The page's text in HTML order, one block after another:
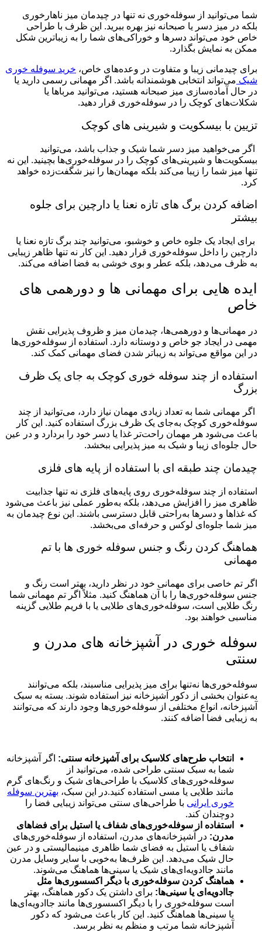
شما می‌توانید از سوفله‌خوری نه تنها در چیدمان میز ناهارخوری
بلکه در میز دسر یا صبحانه نیز بهره ببرید. این ظرف با طراحی
خاص خود می‌تواند دسرها و خوراکی‌های شما را به زیباترین شکل
ممکن به نمایش بگذارد.
برای چیدمانی زیبا و متفاوت در وعده‌های خاص، خرید سوفله خوری
شیک می‌تواند انتخابی هوشمندانه باشد. اگر مهمانی رسمی دارید یا
در حال آماده‌سازی میز صبحانه هستید، می‌توانید مرباها یا
شکلات‌های کوچک را در سوفله‌خوری قرار دهید.
تزیین با بیسکویت و شیرینی های کوچک
اگر می‌خواهید میز دسر شما شیک و جذاب باشد، می‌توانید
بیسکویت‌ها و شیرینی‌های کوچک را در سوفله‌خوری‌ها بچینید. این نه
تنها میز شما را زیبا می‌کند بلکه مهمان‌ها را نیز شگفت‌زده خواهد
کرد.
اضافه کردن برگ های تازه نعنا یا دارچین برای جلوه
بیشتر
برای ایجاد یک جلوه خاص و خوشبو، می‌توانید چند برگ تازه نعنا یا
دارچین را داخل سوفله‌خوری قرار دهید. این کار نه تنها ظاهر زیبایی
به ظرف می‌دهد، بلکه عطر و بوی خوشی به فضا اضافه می‌کند.
ایده هایی برای مهمانی ها و دورهمی های
خاص
در مهمانی‌ها و دورهمی‌ها، چیدمان میز و ظروف پذیرایی نقش
مهمی در ایجاد جو خاص و دوستانه دارد. استفاده از سوفله‌خوری‌ها
در این مواقع می‌تواند به زیباتر شدن فضای مهمانی کمک کند.
استفاده از چند سوفله خوری کوچک به جای یک ظرف
بزرگ
اگر مهمانی شما به تعداد زیادی مهمان نیاز دارد، می‌توانید از چند
سوفله‌خوری کوچک به‌جای یک ظرف بزرگ استفاده کنید. این کار
باعث می‌شود هر مهمان راحت‌تر غذا یا دسر خود را بردارد و در عین
حال جلوه‌ای زیبا و شیک به میز پذیرایی ببخشد.
چیدمان چند طبقه ای با استفاده از پایه های فلزی
استفاده از چند سوفله‌خوری روی پایه‌های فلزی نه تنها جذابیت
ظاهری میز را افزایش می‌دهد، بلکه به‌طور عملی نیز باعث می‌شود
که غذاها و دسرها به‌راحتی قابل دسترسی باشند. این نوع چیدمان به
میز شما جلوه‌ای لوکس و حرفه‌ای می‌بخشد.
هماهنگ کردن رنگ و جنس سوفله خوری ها با تم
مهمانی
اگر تم خاصی برای مهمانی خود در نظر دارید، بهتر است رنگ و
جنس سوفله‌خوری‌ها را با آن هماهنگ کنید. مثلاً اگر تم مهمانی شما
رنگ طلایی است، سوفله‌خوری‌های طلایی یا با فریم طلایی گزینه
مناسبی خواهند بود.
سوفله خوری در آشپزخانه های مدرن و
سنتی
سوفله‌خوری‌ها نه‌تنها برای میز پذیرایی مناسبند، بلکه می‌توانند
به‌عنوان بخشی از دکور آشپزخانه نیز استفاده شوند. بسته به سبک
آشپزخانه، انواع مختلفی از سوفله‌خوری‌ها وجود دارند که می‌توانند
به زیبایی فضا اضافه کنند.
انتخاب طرح‌های کلاسیک برای آشپزخانه سنتی: اگر آشپزخانه
شما به سبک سنتی طراحی شده، می‌توانید از
سوفله‌خوری‌های کلاسیک با طراحی‌های شیک و رنگ‌های گرم
مانند طلایی یا مسی استفاده کنید.در این سبک، بهترین سوفله
خوری ایرانی با طراحی‌های سنتی می‌تواند زیبایی فضا را
دوچندان کند.
استفاده از سوفله‌خوری‌های شفاف یا استیل برای فضاهای
مدرن: در آشپزخانه‌های مدرن، استفاده از سوفله‌خوری‌های
شفاف یا استیل به فضای شما ظاهری مینیمالیستی و در عین
حال شیک می‌دهد. این ظرف‌ها به‌خوبی با سایر وسایل مدرن
مانند جاادویه‌ای‌های شیک یا سینی‌ها هماهنگ می‌شوند.
هماهنگ کردن سوفله‌خوری با دیگر اکسسوری‌ها مثل
جاادویه‌ای یا سینی‌ها: برای داشتن یک دکور هماهنگ، بهتر
است سوفله‌خوری را با دیگر اکسسوری‌ها مانند جاادویه‌ای‌ها
یا سینی‌ها هماهنگ کنید. این کار باعث می‌شود که دکور
آشپزخانه شما مرتب و منظم به نظر برسد.